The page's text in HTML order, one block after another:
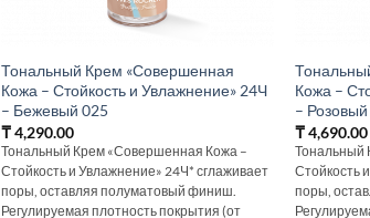
Тональный Крем «Совершенная
Кожа – Стойкость и Увлажнение» 24Ч
– Бежевый 025
₸4,290.00
Тональный Крем «Совершенная Кожа –
Стойкость и Увлажнение» 24Ч* сглаживает
поры, оставляя полуматовый финиш.
Регулируемая плотность покрытия (от
Кожа –
–
₸4,690.00
Тональный
Стойкость
поры,